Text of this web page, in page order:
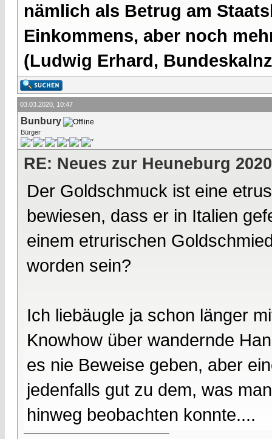
nämlich als Betrug am
Einkommens, aber noch
(Ludwig Erhard,
03.03.2020, 10:47
Bunbury
Bürger
RE: Neues zur Heuneburg 2020
Der Goldschmuck ist eine
bewiesen, dass er in Italien
einem etrurischen
worden sein?
Ich liebäugle ja schon länger
Knowhow über wandernde
es nie Beweise geben, aber
jedenfalls gut zu dem, was
hinweg beobachten konnte....